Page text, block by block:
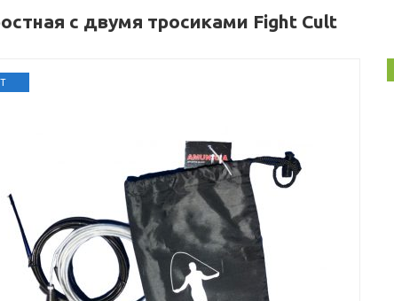
с двумя тросиками Fight Cult